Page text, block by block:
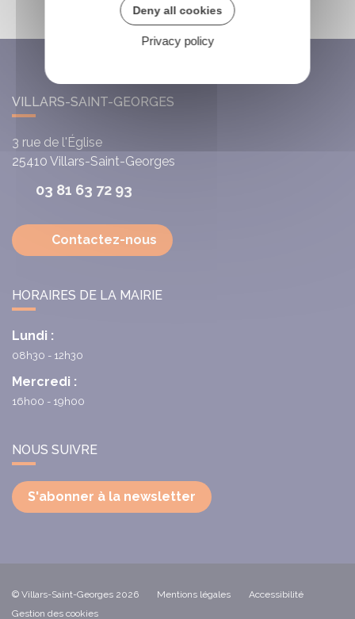
VILLARS-SAINT-GEORGES
3 rue de l'Église
25410 Villars-Saint-Georges
03 81 63 72 93
Contactez-nous
HORAIRES DE LA MAIRIE
Lundi :
08h30 - 12h30
Mercredi :
16h00 - 19h00
NOUS SUIVRE
S'abonner à la newsletter
© Villars-Saint-Georges 2026 Mentions légales
Accessibilité
Gestion des cookies
Deny all cookies
Privacy policy